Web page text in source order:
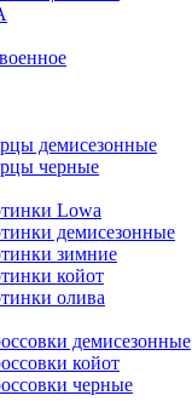
демисезонные
черные
Lowa
демисезонные
зимние
койот
олива
демисезонные
койот
черные